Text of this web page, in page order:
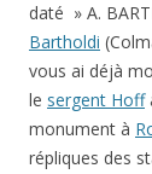
daté » A.
Bartholdi
vous ai déjà
le sergent Hoff
monument à
répliques des